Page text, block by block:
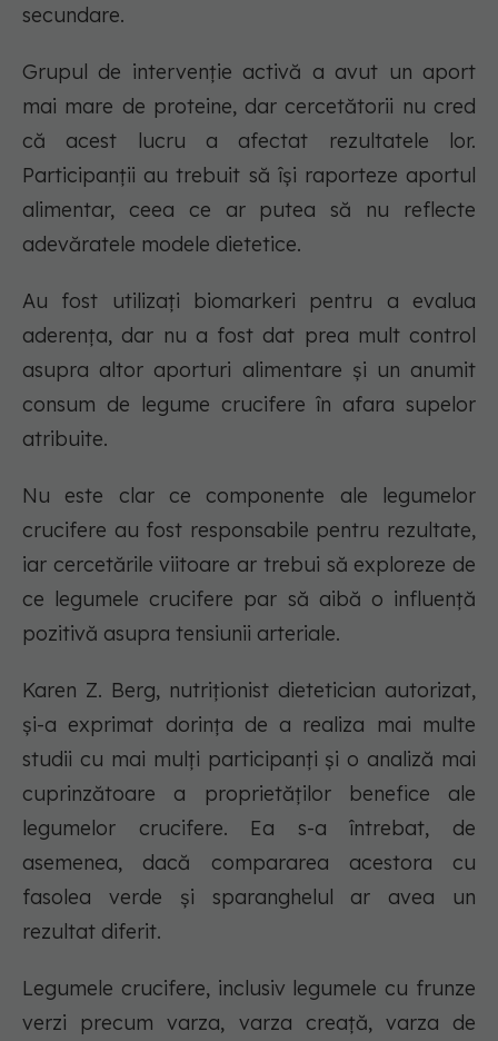
secundare.
Grupul de intervenție activă a avut un aport
mai mare de proteine, dar cercetătorii nu cred
că acest lucru a afectat rezultatele lor.
Participanții au trebuit să își raporteze aportul
alimentar, ceea ce ar putea să nu reflecte
adevăratele modele dietetice.
Au fost utilizați biomarkeri pentru a evalua
aderența, dar nu a fost dat prea mult control
asupra altor aporturi alimentare și un anumit
consum de legume crucifere în afara supelor
atribuite.
Nu este clar ce componente ale legumelor
crucifere au fost responsabile pentru rezultate,
iar cercetările viitoare ar trebui să exploreze de
ce legumele crucifere par să aibă o influență
pozitivă asupra tensiunii arteriale.
Karen Z. Berg, nutriționist dietetician autorizat,
și-a exprimat dorința de a realiza mai multe
studii cu mai mulți participanți și o analiză mai
cuprinzătoare a proprietăților benefice ale
legumelor crucifere. Ea s-a întrebat, de
asemenea, dacă compararea acestora cu
fasolea verde și sparanghelul ar avea un
rezultat diferit.
Legumele crucifere, inclusiv legumele cu frunze
verzi precum varza, varza creață, varza de